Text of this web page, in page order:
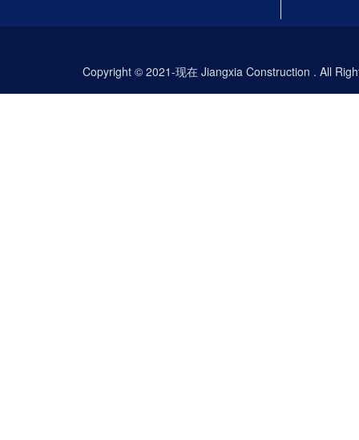
Copyright © 2021-现在 Jiangxia Construction . All